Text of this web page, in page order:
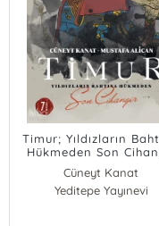
Timur; Yıldızların
Hükmeden Son
Cüneyt Kanat
Mustafa Alican
Yeditepe Yayınevi